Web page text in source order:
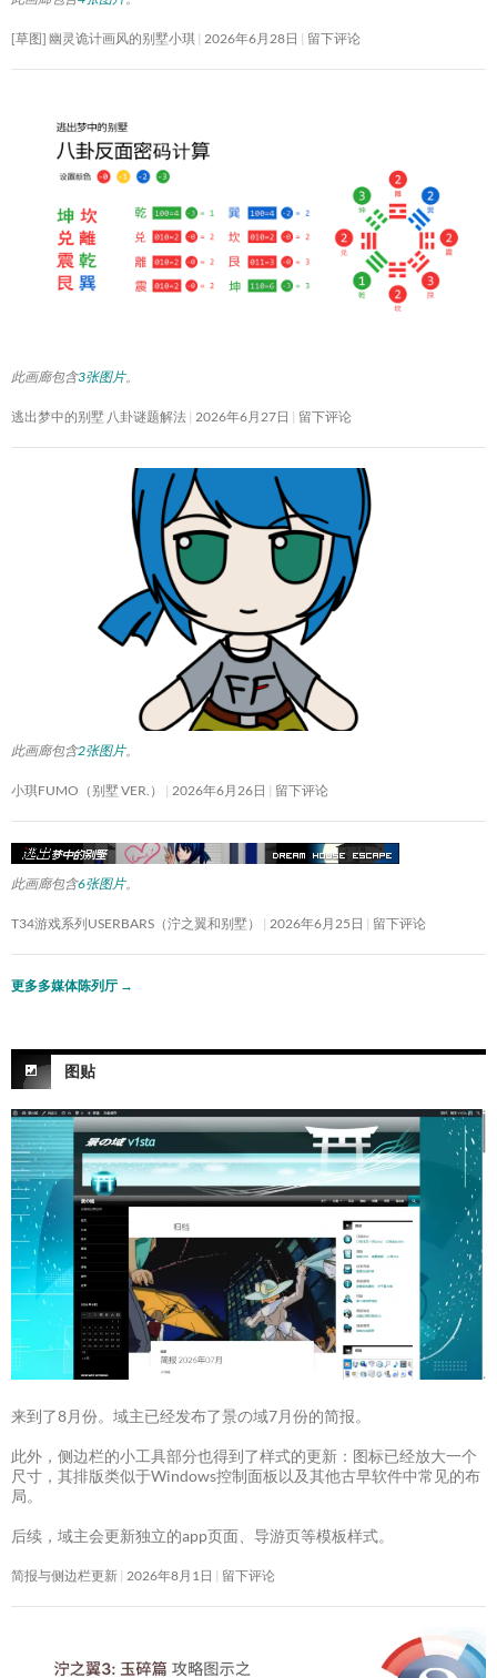
[草图] 幽灵诡计画风的别墅小琪 2026年6月28日 留下评论
此画廊包含3张图片。
逃出梦中的别墅 八卦谜题解法 2026年6月27日 留下评论
此画廊包含2张图片。
小琪FUMO（别墅 VER.） 2026年6月26日 留下评论
此画廊包含6张图片。
T34游戏系列USERBARS（泞之翼和别墅） 2026年6月25日 留下评论
更多多媒体陈列厅 →
图贴
来到了8月份。域主已经发布了景の域7月份的简报。
此外，侧边栏的小工具部分也得到了样式的更新：图标已经放大一个
尺寸，其排版类似于Windows控制面板以及其他古早软件中常见的布
局。
后续，域主会更新独立的app页面、导游页等模板样式。
简报与侧边栏更新 2026年8月1日 留下评论